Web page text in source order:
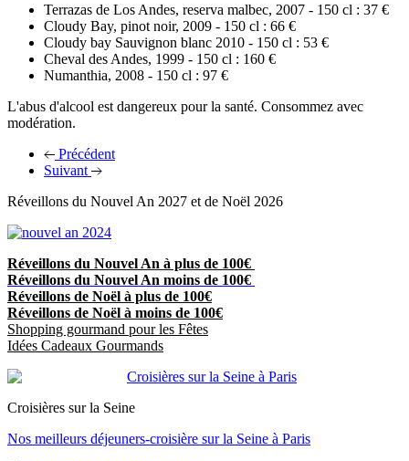
Terrazas de Los Andes, reserva malbec, 2007 - 150 cl : 37 €
Cloudy Bay, pinot noir, 2009 - 150 cl : 66 €
Cloudy bay Sauvignon blanc 2010 - 150 cl : 53 €
Cheval des Andes, 1999 - 150 cl : 160 €
Numanthia, 2008 - 150 cl : 97 €
L'abus d'alcool est dangereux pour la santé. Consommez avec
modération.
Précédent
Suivant
Réveillons du Nouvel An 2027 et de Noël 2026
Réveillons du Nouvel An à plus de 100€
Réveillons du Nouvel An moins de 100€
Réveillons de Noël à plus de 100€
Réveillons de Noël à moins de 100€
Shopping gourmand pour les Fêtes
Idées Cadeaux Gourmands
Croisières sur la Seine
Nos meilleurs déjeuners-croisière sur la Seine à Paris